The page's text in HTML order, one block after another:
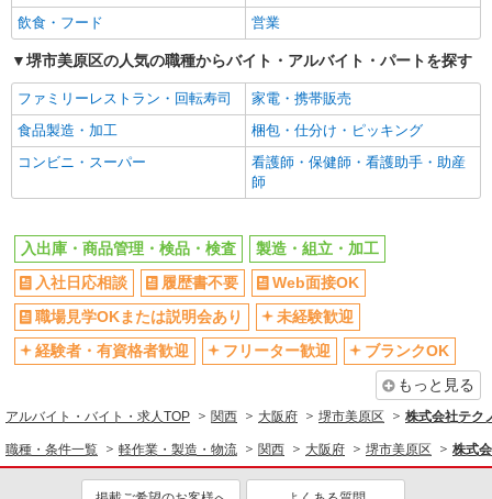
飲食・フード
営業
堺市美原区の人気の職種からバイト・アルバイト・パートを探す
ファミリーレストラン・回転寿司
家電・携帯販売
食品製造・加工
梱包・仕分け・ピッキング
コンビニ・スーパー
看護師・保健師・看護助手・助産
師
入出庫・商品管理・検品・検査
製造・組立・加工
入社日応相談
履歴書不要
Web面接OK
職場見学OKまたは説明会あり
未経験歓迎
経験者・有資格者歓迎
フリーター歓迎
ブランクOK
もっと見る
アルバイト・バイト・求人TOP 関西 大阪府 堺市美原区 株式会社テク
職種・条件一覧 軽作業・製造・物流 関西 大阪府 堺市美原区 株式